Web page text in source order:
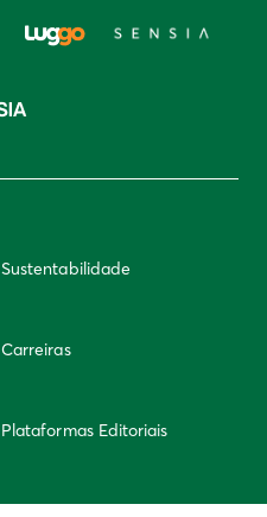
Sustentabilidade
Carreiras
Plataformas Editoriais
Integridade